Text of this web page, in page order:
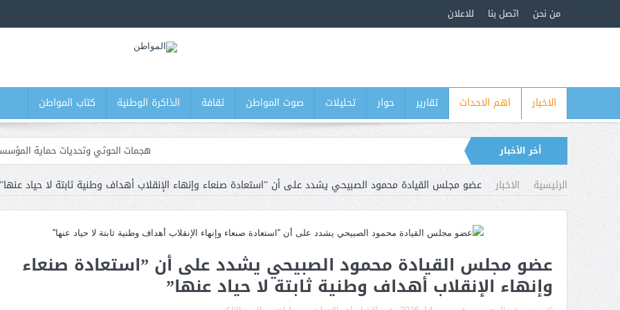
من نحن اتصل بنا للاعلان
الاخبار اهم الاحداث تقارير حوار تحليلات صوت المواطن ثقافة الذاكرة الوطنية كتاب المواطن
أخر الأخبار
هجمات الحوثي وتحديات حماية
مأرب: إسقاط طائرات مسيرة وسط تصعيد
عدن: البنك المركزي يوقف التراخيص الممنوحة
وزارة الدفاع تطلق حملة أمنية
عشرات القتلى والجرحى في صفوف القوات الحكومية جرى قصف
اليمن..
مخاوف حوثية تدفع الجماعة لإعادة تقييم علاقتها مع سلطنة عُمان
الرئيسية الاخبار عضو مجلس القيادة محمود الصبيحي يشدد على أن ”استعادة صنعاء وإنهاء الإنقلاب أهداف وطنية ثابتة لا حياد عنها”
عضو مجلس القيادة محمود الصبيحي يشدد على أن ”استعادة صنعاء
وإنهاء الإنقلاب أهداف وطنية ثابتة لا حياد عنها”